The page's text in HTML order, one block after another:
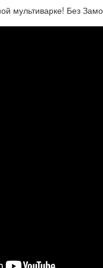
мультиварке! Без